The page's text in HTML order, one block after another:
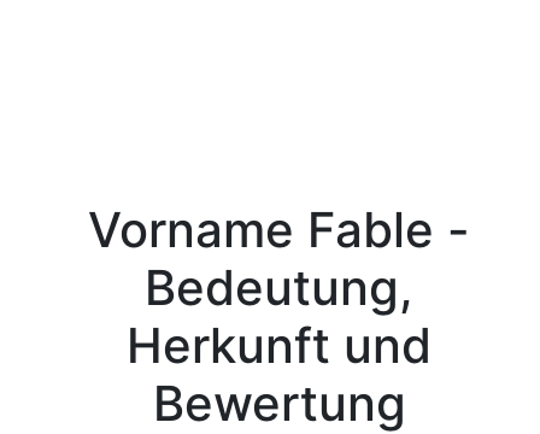
Vorname Fable -
Bedeutung,
Herkunft und
Bewertung